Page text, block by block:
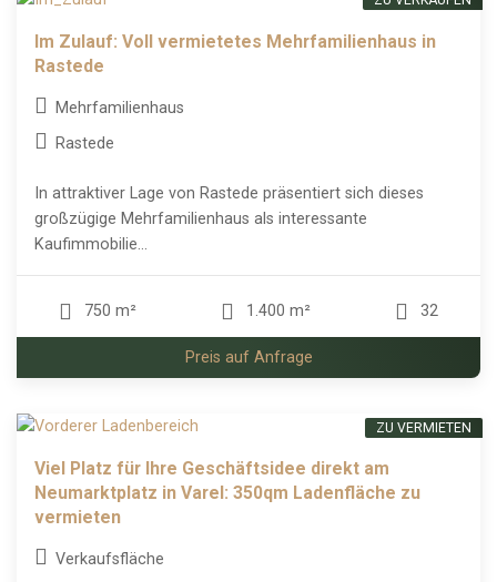
Im Zulauf: Voll vermietetes Mehrfamilienhaus in
Rastede
Mehrfamilienhaus
Rastede
In attraktiver Lage von Rastede präsentiert sich dieses
großzügige Mehrfamilienhaus als interessante
Kaufimmobilie...
750 m² 1.400 m² 32
Preis auf Anfrage
Viel Platz für Ihre Geschäftsidee direkt am
Neumarktplatz in Varel: 350qm Ladenfläche zu
vermieten
Verkaufsfläche
ZU VERMIETEN